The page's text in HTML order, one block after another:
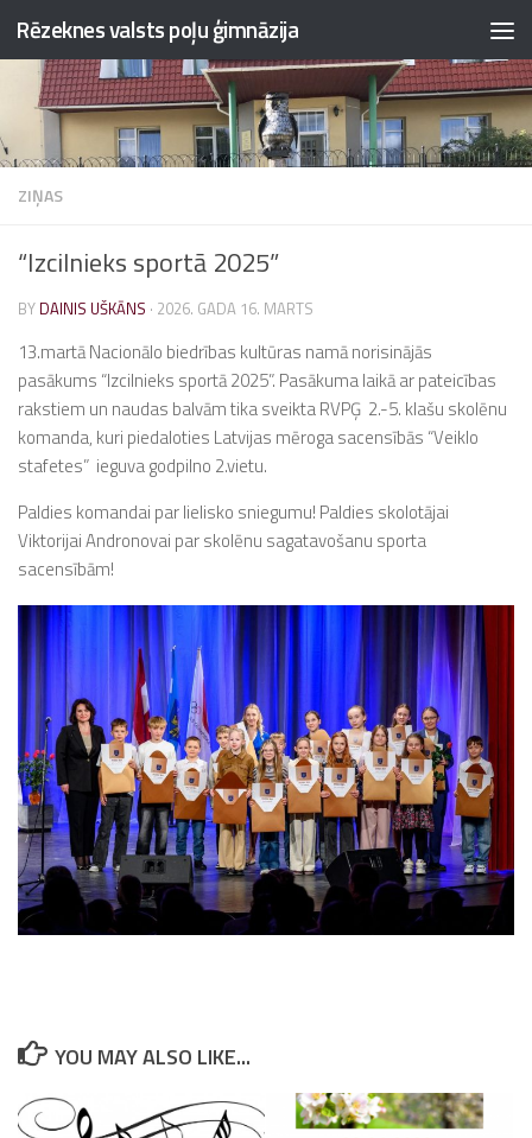
Skip to content
Rēzeknes valsts poļu ģimnāzija
ZIŅAS
“Izcilnieks sportā 2025”
BY DAINIS UŠKĀNS · 2026. GADA 16. MARTS
13.martā Nacionālo biedrības kultūras namā norisinājās
pasākums “Izcilnieks sportā 2025”. Pasākuma laikā ar pateicības
rakstiem un naudas balvām tika sveikta RVPĢ 2.-5. klašu skolēnu
komanda, kuri piedaloties Latvijas mēroga sacensībās “Veiklo
stafetes” ieguva godpilno 2.vietu.
Paldies komandai par lielisko sniegumu! Paldies skolotājai
Viktorijai Andronovai par skolēnu sagatavošanu sporta
sacensībām!
YOU MAY ALSO LIKE...